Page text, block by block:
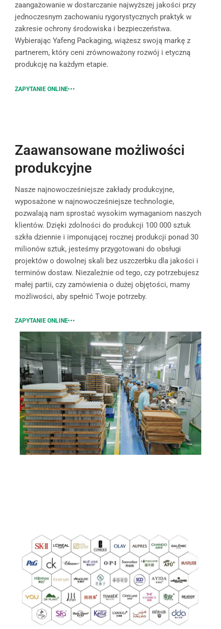
zaangażowanie w dostarczanie najwyższej jakości przy
jednoczesnym zachowaniu rygorystycznych praktyk w
zakresie ochrony środowiska i bezpieczeństwa.
Wybierając Yafeng Packaging, wiążesz swoją markę z
partnerem, który ceni zrównoważony rozwój i etyczną
produkcję na każdym etapie.
ZAPYTANIE ONLINE
Zaawansowane możliwości
produkcyjne
Nasze najnowocześniejsze zakłady produkcyjne,
wyposażone w najnowocześniejsze technologie,
pozwalają nam sprostać wysokim wymaganiom naszych
klientów. Dzięki zdolności do produkcji 100 000 sztuk
szkła dziennie i imponującej rocznej produkcji ponad 30
milionów sztuk, jesteśmy przygotowani do obsługi
projektów o dowolnej skali bez uszczerbku dla jakości i
terminów dostaw. Niezależnie od tego, czy potrzebujesz
małej partii, czy zamówienia o dużej objętości, mamy
możliwości, aby spełnić Twoje potrzeby.
ZAPYTANIE ONLINE